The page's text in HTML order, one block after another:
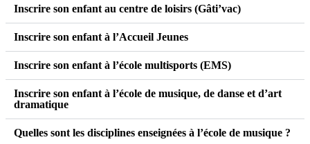
Inscrire son enfant au centre de loisirs (Gâti’vac)
Inscrire son enfant à l’Accueil Jeunes
Inscrire son enfant à l’école multisports (EMS)
Inscrire son enfant à l’école de musique, de danse et d’art
dramatique
Quelles sont les disciplines enseignées à l’école de musique ?